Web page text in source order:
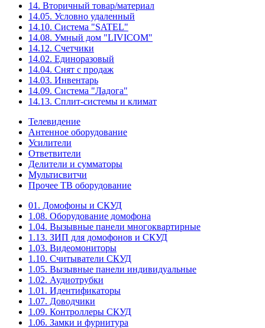
14. Вторичный товар/материал
14.05. Условно удаленный
14.10. Система "SATEL"
14.08. Умный дом "LIVICOM"
14.12. Счетчики
14.02. Единоразовый
14.04. Снят с продаж
14.03. Инвентарь
14.09. Система "Ладога"
14.13. Сплит-системы и климат
Телевидение
Антенное оборудование
Усилители
Ответвители
Делители и сумматоры
Мультисвитчи
Прочее ТВ оборудование
01. Домофоны и СКУД
1.08. Оборудование домофона
1.04. Вызывные панели многоквартирные
1.13. ЗИП для домофонов и СКУД
1.03. Видеомониторы
1.10. Считыватели СКУД
1.05. Вызывные панели индивидуальные
1.02. Аудиотрубки
1.01. Идентификаторы
1.07. Доводчики
1.09. Контроллеры СКУД
1.06. Замки и фурнитура